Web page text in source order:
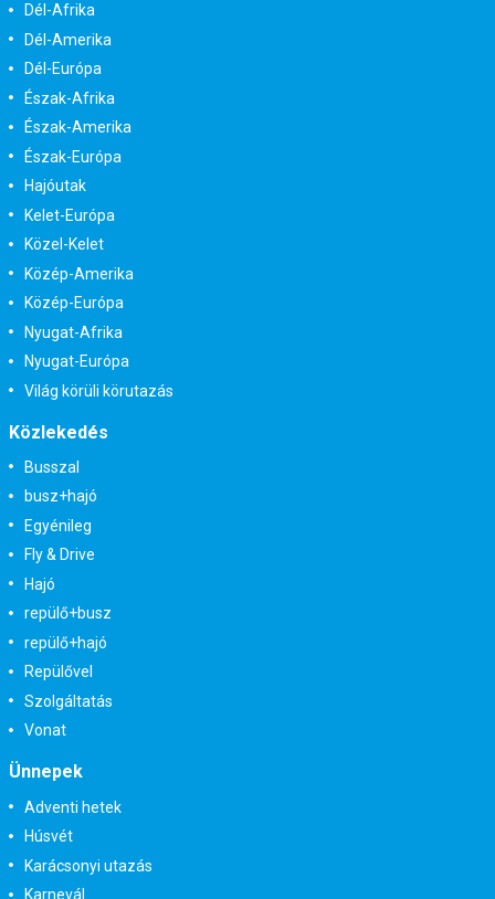
Dél-Afrika
Dél-Amerika
Dél-Európa
Észak-Afrika
Észak-Amerika
Észak-Európa
Hajóutak
Kelet-Európa
Közel-Kelet
Közép-Amerika
Közép-Európa
Nyugat-Afrika
Nyugat-Európa
Világ körüli körutazás
Közlekedés
Busszal
busz+hajó
Egyénileg
Fly & Drive
Hajó
repülő+busz
repülő+hajó
Repülővel
Szolgáltatás
Vonat
Ünnepek
Adventi hetek
Húsvét
Karácsonyi utazás
Karnevál